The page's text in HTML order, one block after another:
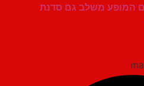
משלב גם סדנת